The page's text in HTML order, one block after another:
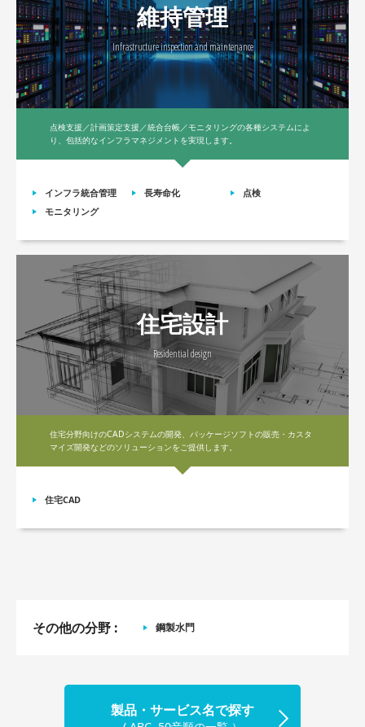
維持管理
Infrastructure inspection and maintenance
点検支援／計画策定支援／統合台帳／モニタリングの各種システムによ
り、包括的なインフラマネジメントを実現します。
インフラ統合管理 長寿命化
点検
モニタリング
住宅設計
Residential design
住宅分野向けのCADシステムの開発、パッケージソフトの販売・カスタ
マイズ開発などのソリューションをご提供します。
住宅CAD
その他の分野 鋼製水門
製品・サービス名で探す